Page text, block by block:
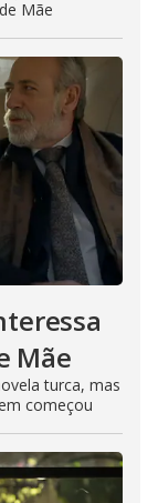
Mãe
Mãe
turca, mas
começou